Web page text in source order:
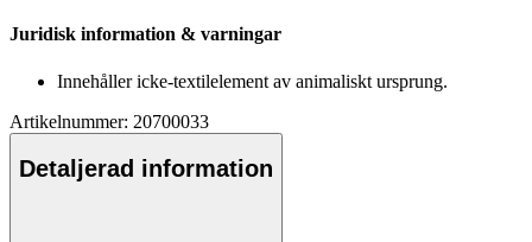
Juridisk information & varningar
Innehåller icke-textilelement av animaliskt ursprung.
Artikelnummer: 20700033
Detaljerad information